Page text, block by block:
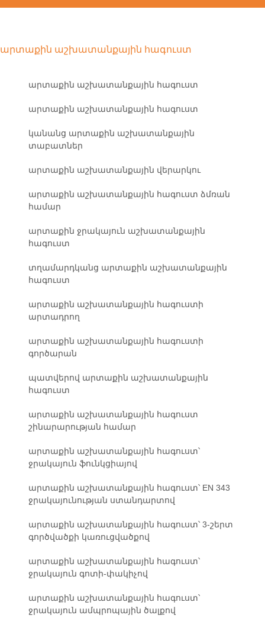
արտաքին աշխատանքային հագուստ
արտաքին աշխատանքային հագուստ
արտաքին աշխատանքային հագուստ
կանանց արտաքին աշխատանքային
տաբատներ
արտաքին աշխատանքային վերարկու
արտաքին աշխատանքային հագուստ ձմռան
համար
արտաքին ջրակայուն աշխատանքային
հագուստ
տղամարդկանց արտաքին աշխատանքային
հագուստ
արտաքին աշխատանքային հագուստի
արտադրող
արտաքին աշխատանքային հագուստի
գործարան
պատվերով արտաքին աշխատանքային
հագուստ
արտաքին աշխատանքային հագուստ
շինարարության համար
արտաքին աշխատանքային հագուստ՝
ջրակայուն ֆունկցիայով
արտաքին աշխատանքային հագուստ՝ EN 343
ջրակայունության ստանդարտով
արտաքին աշխատանքային հագուստ՝ 3-շերտ
գործվածքի կառուցվածքով
արտաքին աշխատանքային հագուստ՝
ջրակայուն գոտի-փակիչով
արտաքին աշխատանքային հագուստ՝
ջրակայուն ամպրոպային ծալքով